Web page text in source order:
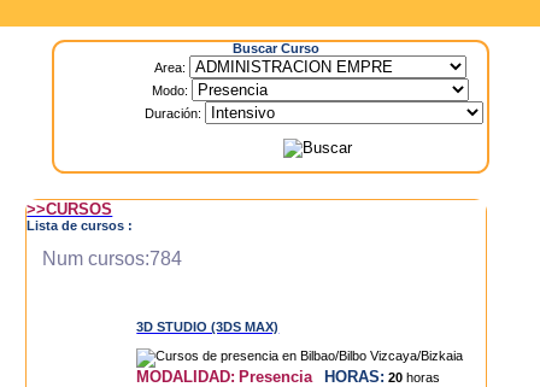
Buscar Curso
Area:
Modo:
Duración:
>>CURSOS
Lista de cursos :
Num cursos:784
3D STUDIO (3DS MAX)
MODALIDAD: Presencia HORAS: 20 horas